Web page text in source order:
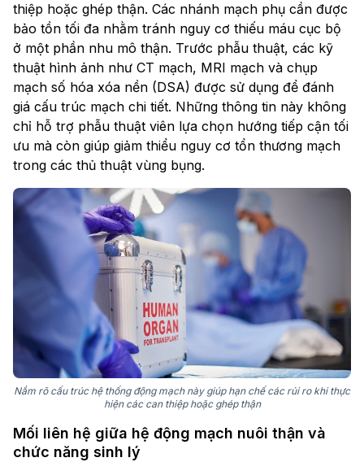
thiệp hoặc ghép thận. Các nhánh mạch phụ cần được
bảo tồn tối đa nhằm tránh nguy cơ thiếu máu cục bộ
ở một phần nhu mô thận. Trước phẫu thuật, các kỹ
thuật hình ảnh như CT mạch, MRI mạch và chụp
mạch số hóa xóa nền (DSA) được sử dụng để đánh
giá cấu trúc mạch chi tiết. Những thông tin này không
chỉ hỗ trợ phẫu thuật viên lựa chọn hướng tiếp cận tối
ưu mà còn giúp giảm thiểu nguy cơ tổn thương mạch
trong các thủ thuật vùng bụng.
Nắm rõ cấu trúc hệ thống động mạch này giúp hạn chế các rủi ro khi thực
hiện các can thiệp hoặc ghép thận
Mối liên hệ giữa hệ động mạch nuôi thận và
chức năng sinh lý